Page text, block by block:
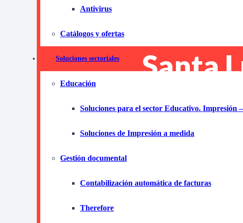
Antivirus
Catálogos y ofertas
Soluciones sectoriales
Educación
Soluciones para el sector Educativo. Impresión
Soluciones de Impresión a medida
Gestión documental
Contabilización automática de facturas
Therefore
en la
Santa
Las
Descubre cómo el
de Santa Lucia de
puede transformar tu